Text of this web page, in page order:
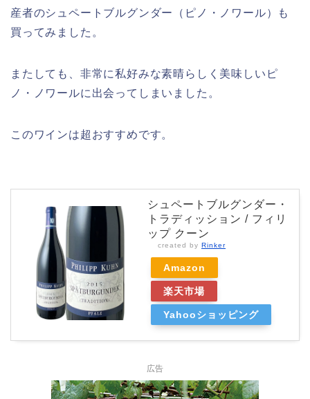
産者のシュペートブルグンダー（ピノ・ノワール）も
買ってみました。
またしても、非常に私好みな素晴らしく美味しいピ
ノ・ノワールに出会ってしまいました。
このワインは超おすすめです。
シュペートブルグンダー・
トラディッション / フィリ
ップ クーン
created by Rinker
Amazon
楽天市場
Yahooショッピング
広告